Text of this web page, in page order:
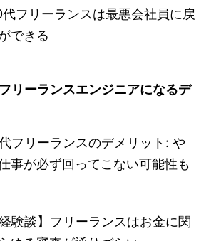
フリーランスは最悪会社員に戻
できる
リーランスエンジニアになるデ
フリーランスのデメリット: や
事が必ず回ってこない可能性も
験談】フリーランスはお金に関